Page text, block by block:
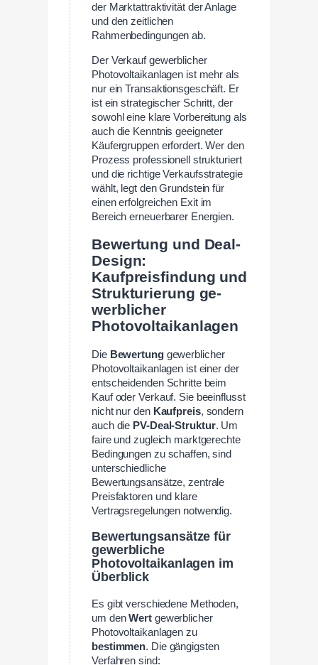
der Marktattraktivität der Anlage
und den zeitlichen
Rahmenbedingungen ab.
Der Verkauf gewerblicher
Photovoltaikanlagen ist mehr als
nur ein Transaktionsgeschäft. Er
ist ein strategischer Schritt, der
sowohl eine klare Vorbereitung als
auch die Kenntnis geeigneter
Käufergruppen erfordert. Wer den
Prozess professionell strukturiert
und die richtige Verkaufsstrategie
wählt, legt den Grundstein für
einen erfolgreichen Exit im
Bereich erneuerbarer Energien.
Bewertung und Deal-
Design:
Kaufpreisfindung und
Strukturierung ge­
werblicher
Photovoltaikanlagen
Die Bewertung gewerblicher
Photovoltaikanlagen ist einer der
entscheidenden Schritte beim
Kauf oder Verkauf. Sie beeinflusst
nicht nur den Kaufpreis, sondern
auch die PV-Deal-Struktur. Um
faire und zugleich marktgerechte
Bedingungen zu schaffen, sind
unterschiedliche
Bewertungsansätze, zentrale
Preisfaktoren und klare
Vertragsregelungen notwendig.
Bewertungsansätze für
gewerbliche
Photovoltaikanlagen im
Überblick
Es gibt verschiedene Methoden,
um denWert gewerblicher
Photovoltaikanlagen zu
bestimmen. Die gängigsten
Verfahren sind: